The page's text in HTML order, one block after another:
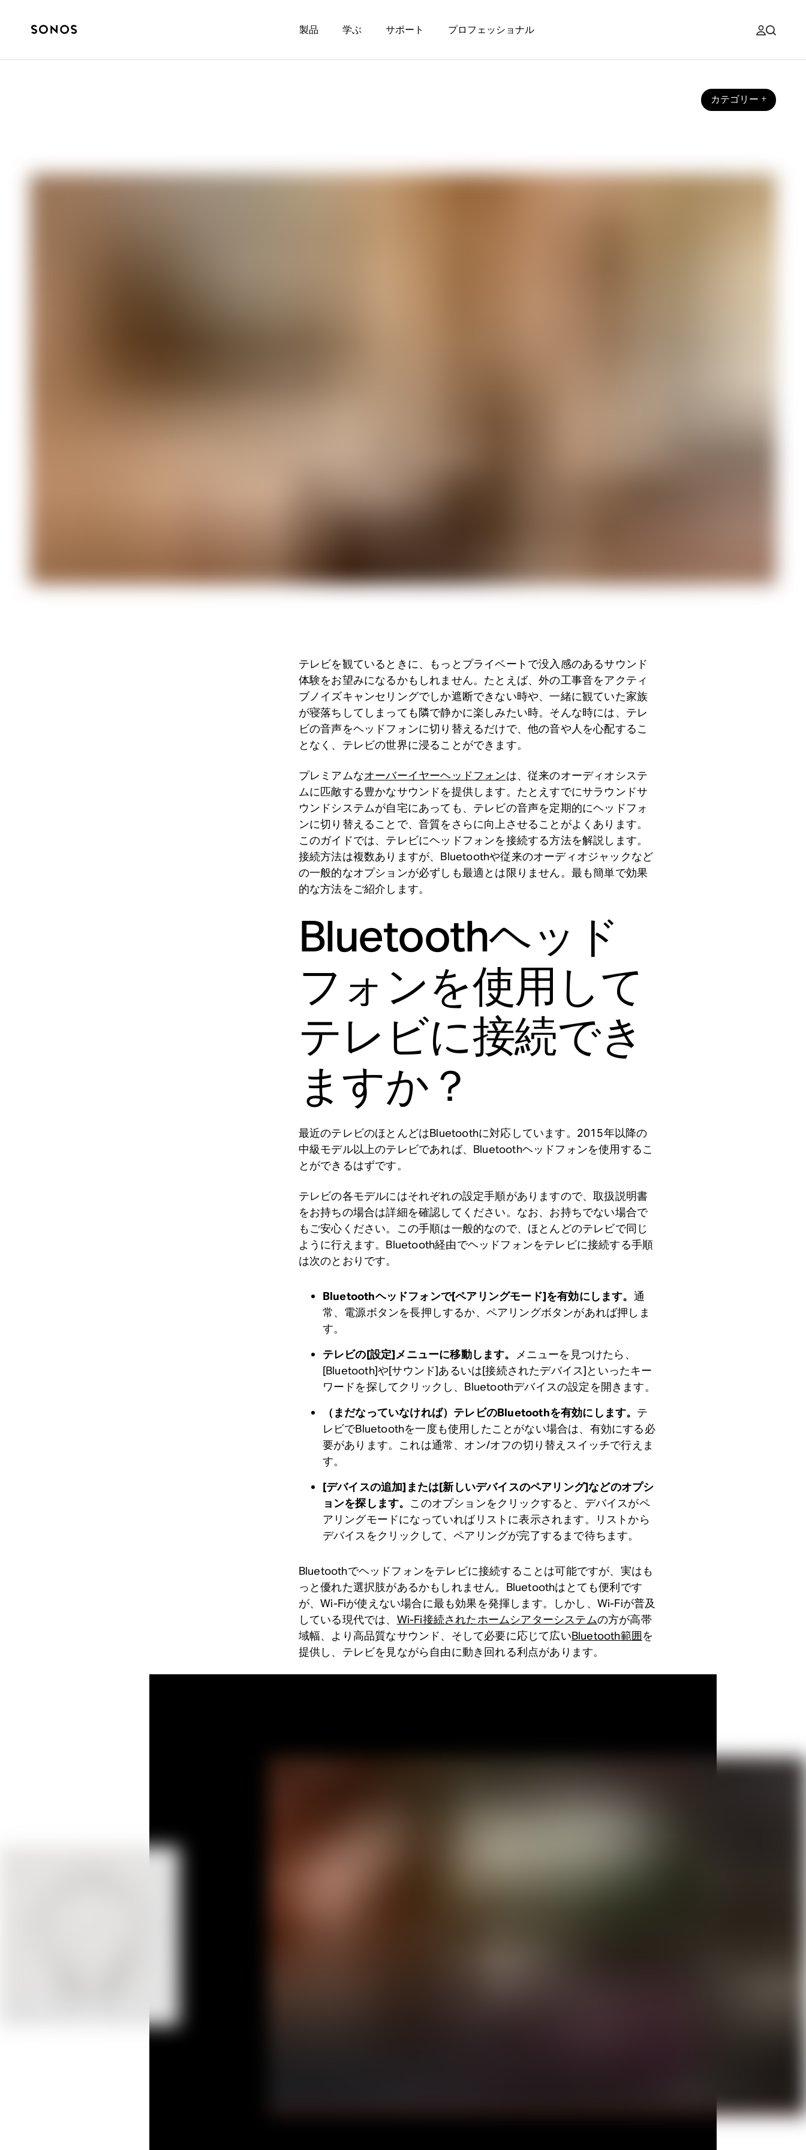
製品 学ぶ サポート プロフェッショナル
カテゴリー +
テレビを観ているときに、もっとプライベートで没入感のあるサウンド
体験をお望みになるかもしれません。たとえば、外の工事音をアクティ
ブノイズキャンセリングでしか遮断できない時や、一緒に観ていた家族
が寝落ちしてしまっても隣で静かに楽しみたい時。そんな時には、テレ
ビの音声をヘッドフォンに切り替えるだけで、他の音や人を心配するこ
となく、テレビの世界に浸ることができます。
プレミアムなオーバーイヤーヘッドフォンは、従来のオーディオシステ
ムに匹敵する豊かなサウンドを提供します。たとえすでにサラウンドサ
ウンドシステムが自宅にあっても、テレビの音声を定期的にヘッドフォ
ンに切り替えることで、音質をさらに向上させることがよくあります。
このガイドでは、テレビにヘッドフォンを接続する方法を解説します。
接続方法は複数ありますが、Bluetoothや従来のオーディオジャックなど
の一般的なオプションが必ずしも最適とは限りません。最も簡単で効果
的な方法をご紹介します。
Bluetoothヘッド
フォンを使用して
テレビに接続でき
ますか？
最近のテレビのほとんどはBluetoothに対応しています。2015年以降の
中級モデル以上のテレビであれば、Bluetoothヘッドフォンを使用するこ
とができるはずです。
テレビの各モデルにはそれぞれの設定手順がありますので、取扱説明書
をお持ちの場合は詳細を確認してください。なお、お持ちでない場合で
もご安心ください。この手順は一般的なので、ほとんどのテレビで同じ
ように行えます。Bluetooth経由でヘッドフォンをテレビに接続する手順
は次のとおりです。
Bluetoothヘッドフォンで[ペアリングモード]を有効にします。 通
常、電源ボタンを長押しするか、ペアリングボタンがあれば押しま
す。
テレビの[設定]メニューに移動します。
メニューを見つけたら、
[Bluetooth]や[サウンド]あるいは[接続されたデバイス]といったキー
ワードを探してクリックし、Bluetoothデバイスの設定を開きます。
（まだなっていなければ）テレビのBluetoothを有効にします。 テ
レビでBluetoothを一度も使用したことがない場合は、有効にする必
要があります。これは通常、オン/オフの切り替えスイッチで行えま
す。
[デバイスの追加]または[新しいデバイスのペアリング]などのオプシ
ョンを探します。 このオプションをクリックすると、デバイスがペ
アリングモードになっていればリストに表示されます。リストから
デバイスをクリックして、ペアリングが完了するまで待ちます。
Bluetoothでヘッドフォンをテレビに接続することは可能ですが、実はも
っと優れた選択肢があるかもしれません。Bluetoothはとても便利です
が、Wi-Fiが使えない場合に最も効果を発揮します。しかし、Wi-Fiが普及
している現代では、 Wi-Fi接続されたホームシアターシステムの方が高帯
域幅、より高品質なサウンド、そして必要に応じて広いBluetooth範囲を
提供し、テレビを見ながら自由に動き回れる利点があります。